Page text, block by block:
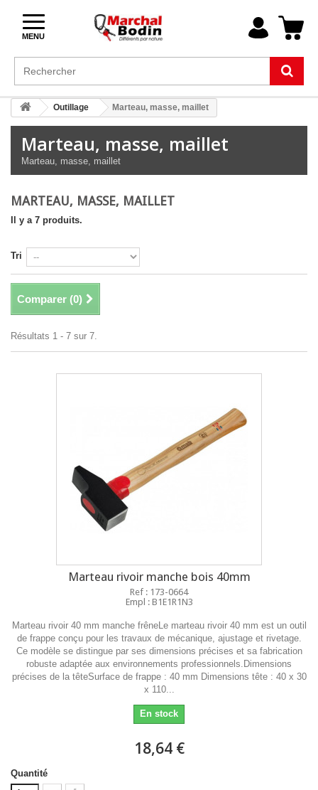
MENU
Outillage Marteau, masse, maillet
Marteau, masse, maillet
Marteau, masse, maillet
MARTEAU, MASSE, MAILLET
Il y a 7 produits.
Tri
Comparer (0)
Résultats 1 - 7 sur 7.
Marteau rivoir manche bois 40mm
Ref : 173-0664
Empl : B1E1R1N3
Marteau rivoir 40 mm manche frêneLe marteau rivoir 40 mm est un outil
de frappe conçu pour les travaux de mécanique, ajustage et rivetage.
Ce modèle se distingue par ses dimensions précises et sa fabrication
robuste adaptée aux environnements professionnels.Dimensions
précises de la têteSurface de frappe : 40 mm Dimensions tête : 40 x 30
x 110...
En stock
18,64 €
Quantité